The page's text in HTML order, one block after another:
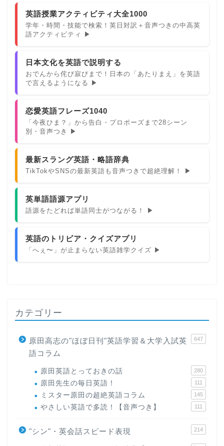
英語授業アクティビティ大全1000
学年・時間・技能で検索！英日対訳＋音声つきの中高英
語アクティビティ ▶
日本文化を英語で説明する
おでんから侘び寂びまで！日本の「あたりまえ」を英語
で言えるようになる ▶
恋愛英語フレーズ1040
「今夜ひま？」から告白・プロポーズまで28シーン
別・音声つき ▶
最新スラング英語・略語辞典
TikTokやSNSの最新英語も音声つきで超絶理解！ ▶
英単語語源アプリ
語源をたどれば単語同士がつながる！ ▶
英語のトリビア・クイズアプリ
「へぇ〜」が止まらない英語雑学クイズ ▶
カテゴリー
原田高志の"ほぼ日刊"英語学習＆大学入試英
語コラム
647
原田英語とっておきの話 280
原田先生の毎日英語！ 111
ミスター原田の超絶英語コラム 145
やさしい英語で多読！【音声つき】 111
"シン"・英会話スピード表現 214